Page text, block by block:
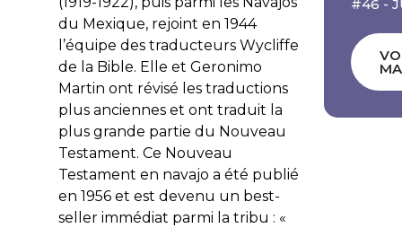
du Mexique, rejoint en 1944
l’équipe des traducteurs Wycliffe
de la Bible. Elle et Geronimo
Martin ont révisé les traductions
plus anciennes et ont traduit la
plus grande partie du Nouveau
Testament. Ce Nouveau
Testament en navajo a été publié
en 1956 et est devenu un best-
seller immédiat parmi la tribu : «
#46 -